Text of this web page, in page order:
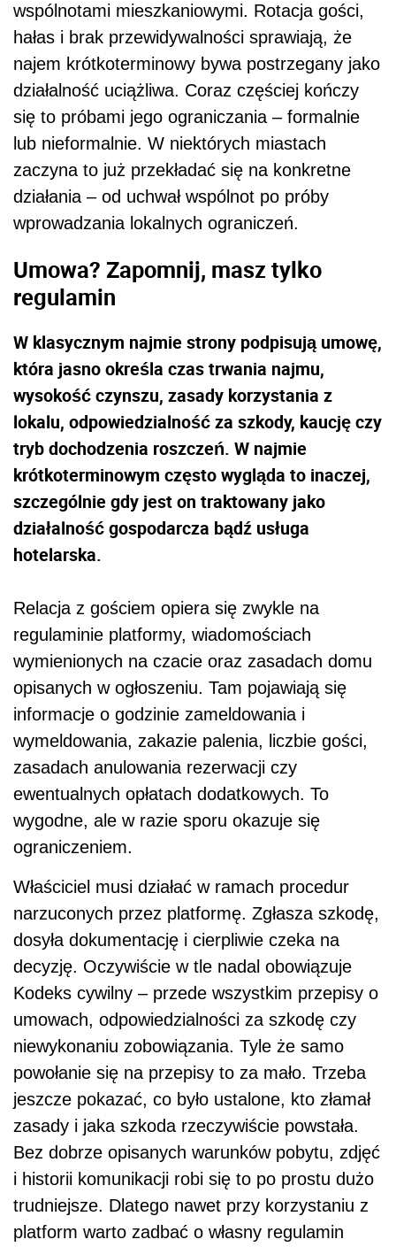
wspólnotami mieszkaniowymi. Rotacja gości,
hałas i brak przewidywalności sprawiają, że
najem krótkoterminowy bywa postrzegany jako
działalność uciążliwa. Coraz częściej kończy
się to próbami jego ograniczania – formalnie
lub nieformalnie. W niektórych miastach
zaczyna to już przekładać się na konkretne
działania – od uchwał wspólnot po próby
wprowadzania lokalnych ograniczeń.
Umowa? Zapomnij, masz tylko
regulamin
W klasycznym najmie strony podpisują umowę,
która jasno określa czas trwania najmu,
wysokość czynszu, zasady korzystania z
lokalu, odpowiedzialność za szkody, kaucję czy
tryb dochodzenia roszczeń. W najmie
krótkoterminowym często wygląda to inaczej,
szczególnie gdy jest on traktowany jako
działalność gospodarcza bądź usługa
hotelarska.
Relacja z gościem opiera się zwykle na
regulaminie platformy, wiadomościach
wymienionych na czacie oraz zasadach domu
opisanych w ogłoszeniu. Tam pojawiają się
informacje o godzinie zameldowania i
wymeldowania, zakazie palenia, liczbie gości,
zasadach anulowania rezerwacji czy
ewentualnych opłatach dodatkowych. To
wygodne, ale w razie sporu okazuje się
ograniczeniem.
Właściciel musi działać w ramach procedur
narzuconych przez platformę. Zgłasza szkodę,
dosyła dokumentację i cierpliwie czeka na
decyzję. Oczywiście w tle nadal obowiązuje
Kodeks cywilny – przede wszystkim przepisy o
umowach, odpowiedzialności za szkodę czy
niewykonaniu zobowiązania. Tyle że samo
powołanie się na przepisy to za mało. Trzeba
jeszcze pokazać, co było ustalone, kto złamał
zasady i jaka szkoda rzeczywiście powstała.
Bez dobrze opisanych warunków pobytu, zdjęć
i historii komunikacji robi się to po prostu dużo
trudniejsze. Dlatego nawet przy korzystaniu z
platform warto zadbać o własny regulamin